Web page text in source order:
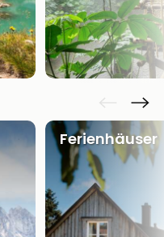
Ferienhäuser